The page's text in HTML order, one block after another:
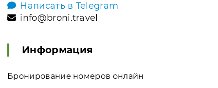
Написать в Telegram
info@broni.travel
Информация
Бронирование номеров онлайн